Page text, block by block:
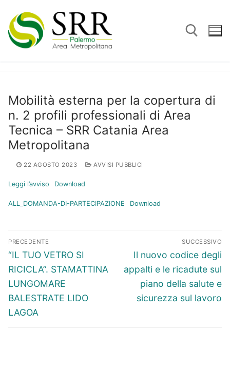
contenuto
Mobilità esterna per la copertura di
n. 2 profili professionali di Area
Tecnica – SRR Catania Area
Metropolitana
22 AGOSTO 2023 AVVISI PUBBLICI
Leggi l’avviso Download
ALL_DOMANDA-DI-PARTECIPAZIONE Download
Navigazione
articoli
PRECEDENTE
Articolo
precedente:
“IL TUO VETRO SI
RICICLA”. STAMATTINA
LUNGOMARE
BALESTRATE LIDO
LAGOA
SUCCESSIVO
Articolo
successivo:
Il nuovo codice degli
appalti e le ricadute sul
piano della salute e
sicurezza sul lavoro